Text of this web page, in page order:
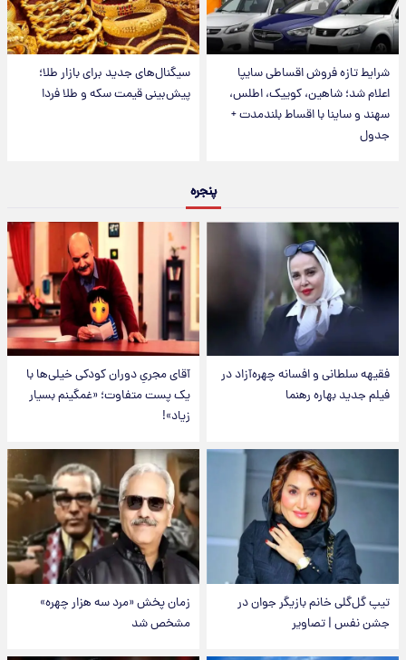
شرایط تازه فروش اقساطی سایپا
اعلام شد؛ شاهین، کوییک، اطلس،
سهند و ساینا با اقساط بلندمدت +
جدول
سیگنال‌های جدید برای بازار طلا؛
پیش‌بینی قیمت سکه و طلا فردا
پنجره
فقیهه سلطانی و افسانه چهره‌آزاد در
فیلم جدید بهاره رهنما
آقای مجریِ دوران کودکی خیلی‌ها با
یک پست متفاوت؛ «غمگینم بسیار
زیاد»!
تیپ گل‌گلی خانم بازیگر جوان در
جشن نفس | تصاویر
زمان پخش «مرد سه هزار چهره»
مشخص شد